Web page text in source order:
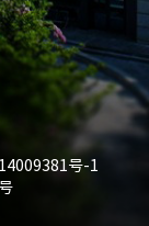
号-1